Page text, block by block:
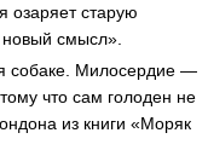
озаряет старую
смысл».
собаке. Милосердие —
что сам голоден не
из книги «Моряк